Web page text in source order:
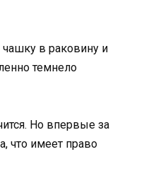
в раковину и
темнело
Но впервые за
что имеет право